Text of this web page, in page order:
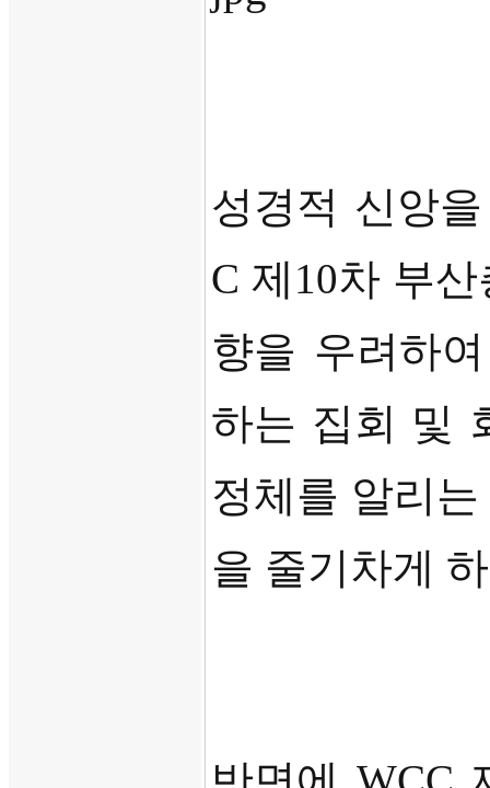
성경적 신앙
C 제10차 부
향을 우려하
하는 집회 및
정체를 알리
을 줄기차게